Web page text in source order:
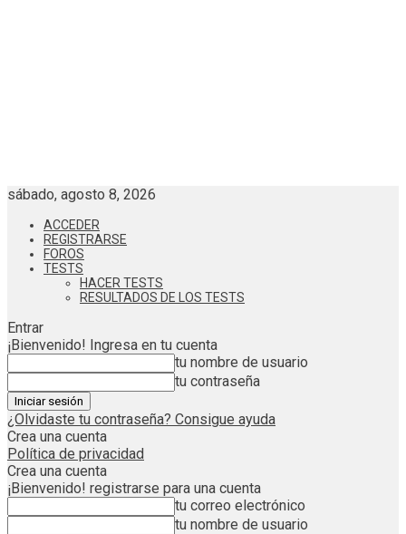
sábado, agosto 8, 2026
ACCEDER
REGISTRARSE
FOROS
TESTS
HACER TESTS
RESULTADOS DE LOS TESTS
Entrar
¡Bienvenido! Ingresa en tu cuenta
tu nombre de usuario
tu contraseña
¿Olvidaste tu contraseña? Consigue ayuda
Crea una cuenta
Política de privacidad
Crea una cuenta
¡Bienvenido! registrarse para una cuenta
tu correo electrónico
tu nombre de usuario